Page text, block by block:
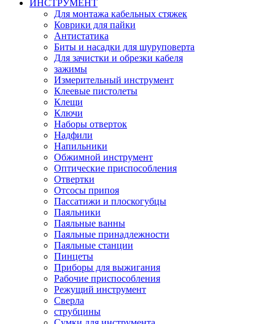
ИНСТРУМЕНТ
Для монтажа кабельных стяжек
Коврики для пайки
Антистатика
Биты и насадки для шуруповерта
Для зачистки и обрезки кабеля
зажимы
Измерительный инструмент
Клеевые пистолеты
Клещи
Ключи
Наборы отверток
Надфили
Напильники
Обжимной инструмент
Оптические приспособления
Отвертки
Отсосы припоя
Пассатижи и плоскогубцы
Паяльники
Паяльные ванны
Паяльные принадлежности
Паяльные станции
Пинцеты
Приборы для выжигания
Рабочие приспособления
Режущий инструмент
Сверла
струбцины